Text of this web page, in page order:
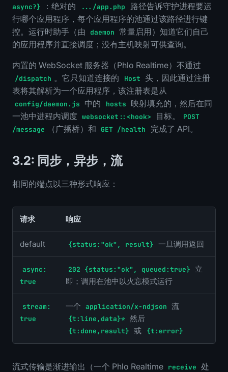
async?}
：绝对的 .../app.php
路径告诉守护进程要运
行哪个应用程序，每个应用程序的池通过该路径进行键
控。运行时助手（由
daemon 常量启用）知道它们自己
的应用程序并直接调度；没有主机映射可供查询。
内置的 WebSocket 服务器（Phlo Realtime）不通过
/dispatch 。它只知道连接的 Host
头，因此通过注册
表将其解析为一个应用程序，该注册表是从
config/daemon.js 中的 hosts
映射填充的，然后在同
一池中进程内调度 websocket::<hook> 目标。
POST
/message
（广播桥）和 GET /health 完成了 API。
3.2: 同步，异步，流
相同的端点以三种形式响应：
请求 响应
default {status:"ok", result} 一旦调用返回
async:
true
202 {status:"ok", queued:true}
立
即；调用在池中以火忘模式运行
stream:
true
一个 application/x-ndjson 流
{t:line,data}* 然后
{t:done,result} 或 {t:error}
流式传输是渐进输出（一个 Phlo Realtime receive 处